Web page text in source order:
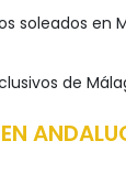
soleados en
de
EN